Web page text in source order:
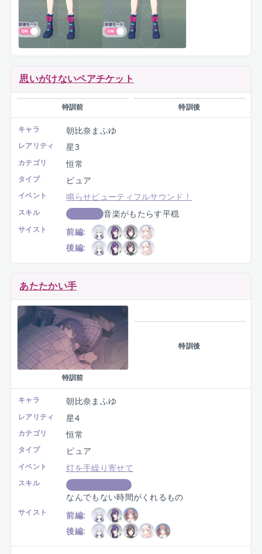
思いがけないペアチケット
特訓前
朝比奈まふゆ
カテゴリ 恒常
タイプ ピュア
イベント 鳴らせビューティフルサウンド！
スキル スコアUP 音楽がもたらす平穏
サイスト
前編:
後編:
あたたかい手
特訓前
朝比奈まふゆ
星4